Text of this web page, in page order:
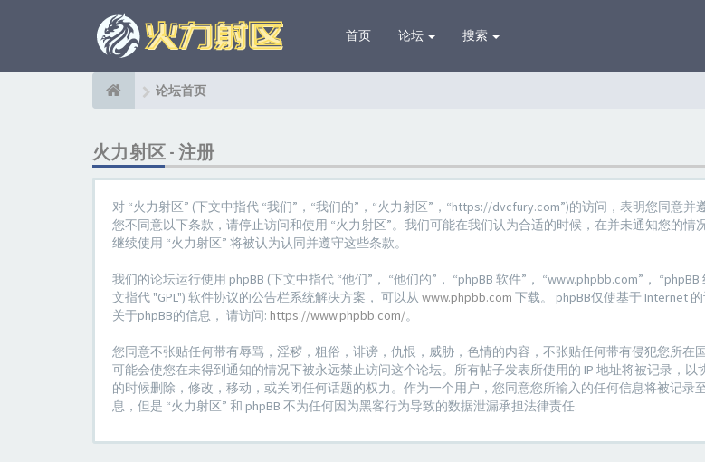
首页 论坛 搜索
论坛首页
火力射区 - 注册
对 “火力射区” (下文中指代 “我们”，“我们的”，“火力射区”，“https://dvcfury.com”)的访问，表明您同意
您不同意以下条款，请停止访问和使用 “火力射区”。我们可能在我们认为合适的时候，在并未通知您的情
继续使用 “火力射区” 将被认为认同并遵守这些条款。
我们的论坛运行使用 phpBB (下文中指代 “他们”， “他们的”， “phpBB 软件”， “www.phpbb.com”，
文指代 "GPL") 软件协议的公告栏系统解决方案， 可以从 www.phpbb.com 下载。 phpBB仅使基于 Internet
关于phpBB的信息， 请访问: https://www.phpbb.com/。
您同意不张贴任何带有辱骂，淫秽，粗俗，诽谤，仇恨，威胁，色情的内容，不张贴任何带有侵犯您所在
可能会使您在未得到通知的情况下被永远禁止访问这个论坛。所有帖子发表所使用的 IP 地址将被记录，
的时候删除，修改，移动，或关闭任何话题的权力。作为一个用户，您同意您所输入的任何信息将被记
息，但是 “火力射区” 和 phpBB 不为任何因为黑客行为导致的数据泄漏承担法律责任.